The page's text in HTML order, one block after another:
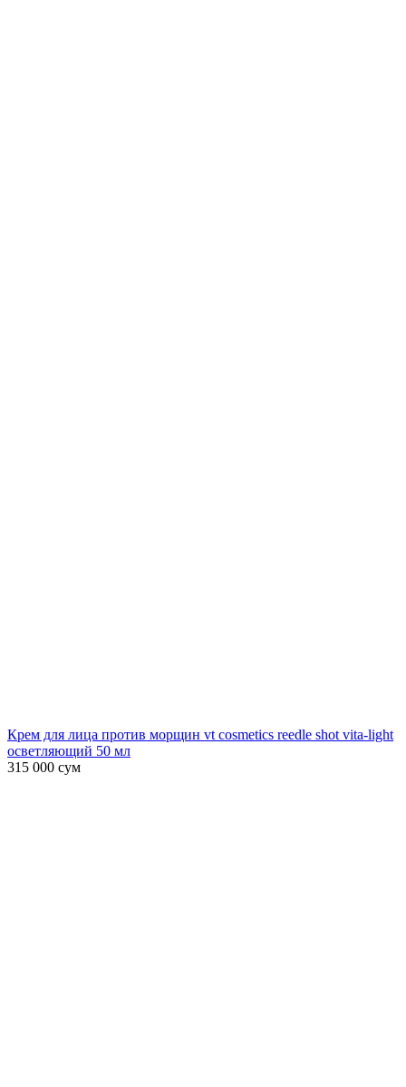
Крем для лица против морщин vt cosmetics reedle shot vita-light
осветляющий 50 мл
315 000 сум